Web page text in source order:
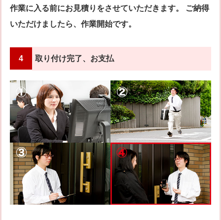
作業に入る前にお見積りをさせていただきます。 ご納得
いただけましたら、作業開始です。
4 取り付け完了、お支払